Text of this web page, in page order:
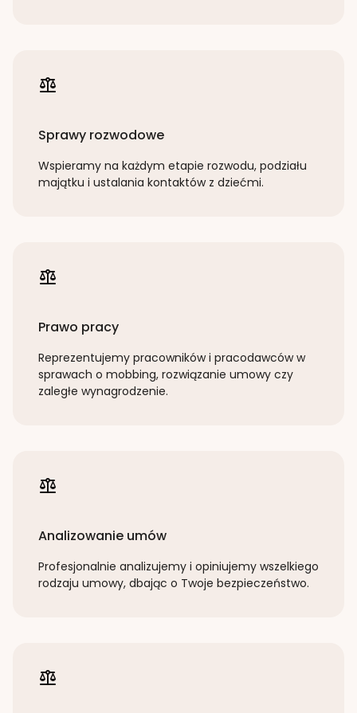
Sprawy rozwodowe
Wspieramy na każdym etapie rozwodu, podziału
majątku i ustalania kontaktów z dziećmi.
Prawo pracy
Reprezentujemy pracowników i pracodawców w
sprawach o mobbing, rozwiązanie umowy czy
zaległe wynagrodzenie.
Analizowanie umów
Profesjonalnie analizujemy i opiniujemy wszelkiego
rodzaju umowy, dbając o Twoje bezpieczeństwo.